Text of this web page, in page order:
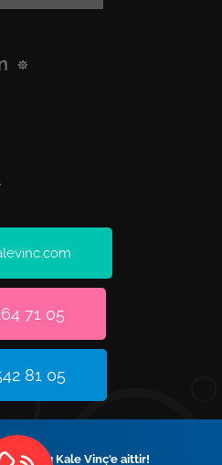
71 05
81 05
Hakları Kale Vinç'e aittir!